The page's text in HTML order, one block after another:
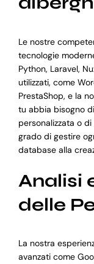
Le nostre
tecnologie
Python, Laravel,
utilizzati, come
PrestaShop, e la
tu abbia bisogno
personalizzata o
grado di gestire
database alla
Analisi
delle
La nostra
avanzati come